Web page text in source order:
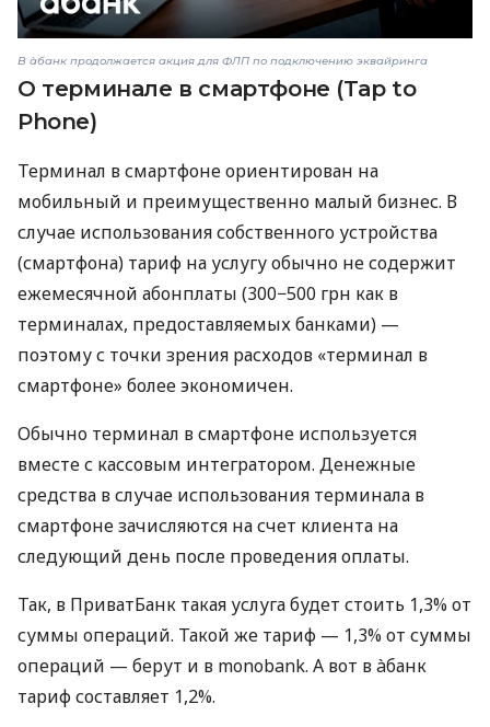
В àбанк продолжается акция для ФЛП по подключению эквайринга
О терминале в смартфоне (Tap to
Phone)
Терминал в смартфоне ориентирован на
мобильный и преимущественно малый бизнес. В
случае использования собственного устройства
(смартфона) тариф на услугу обычно не содержит
ежемесячной абонплаты (300−500 грн как в
терминалах, предоставляемых банками) —
поэтому с точки зрения расходов «терминал в
смартфоне» более экономичен.
Обычно терминал в смартфоне используется
вместе с кассовым интегратором. Денежные
средства в случае использования терминала в
смартфоне зачисляются на счет клиента на
следующий день после проведения оплаты.
Так, в ПриватБанк такая услуга будет стоить 1,3% от
суммы операций. Такой же тариф — 1,3% от суммы
операций — берут и в monobank. А вот в àбанк
тариф составляет 1,2%.